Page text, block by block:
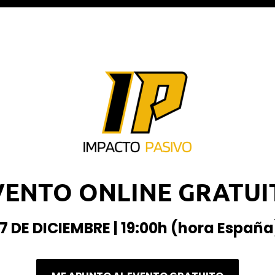
ONLINE
DE DICIEMBRE | 19:00h (hora